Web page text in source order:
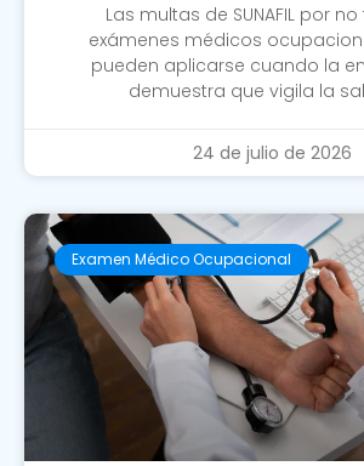
Las multas de SUNAFIL por
exámenes médicos
pueden aplicarse cuando la
demuestra que vigila la
24 de julio de 2026
Examen Médico Ocupacional